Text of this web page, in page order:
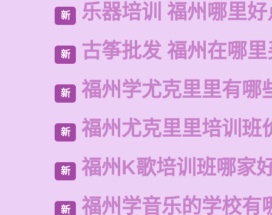
新 乐器培训 福州哪里
新 古筝批发 福州在哪
新 福州学尤克里里有哪
新 福州尤克里里培训班
新 福州K歌培训班哪家
新 福州学音乐的学校有